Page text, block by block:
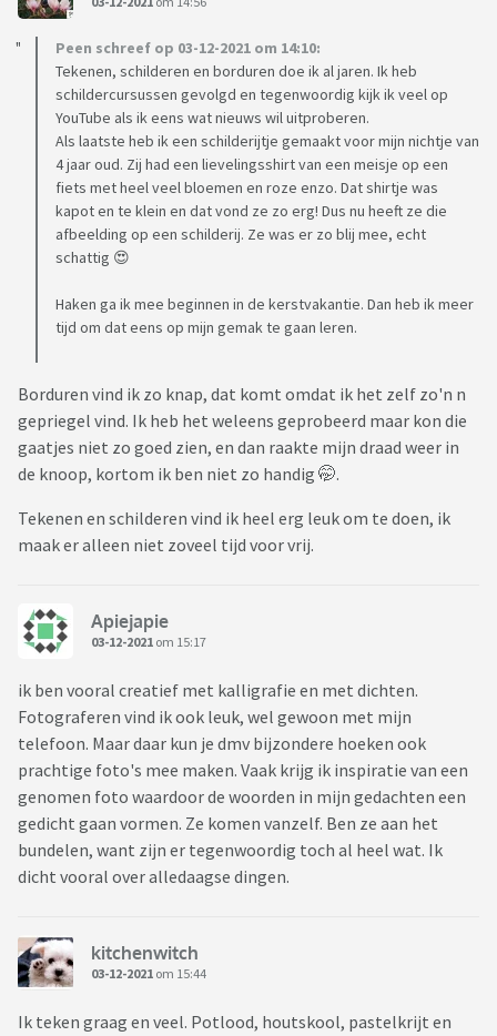
Peen schreef op 03-12-2021 om 14:10:
Tekenen, schilderen en borduren doe ik al jaren. Ik heb
schildercursussen gevolgd en tegenwoordig kijk ik veel op
YouTube als ik eens wat nieuws wil uitproberen.
Als laatste heb ik een schilderijtje gemaakt voor mijn nichtje van
4 jaar oud. Zij had een lievelingsshirt van een meisje op een
fiets met heel veel bloemen en roze enzo. Dat shirtje was
kapot en te klein en dat vond ze zo erg! Dus nu heeft ze die
afbeelding op een schilderij. Ze was er zo blij mee, echt
schattig 😍
Haken ga ik mee beginnen in de kerstvakantie. Dan heb ik meer
tijd om dat eens op mijn gemak te gaan leren.
Borduren vind ik zo knap, dat komt omdat ik het zelf zo'n n
gepriegel vind. Ik heb het weleens geprobeerd maar kon die
gaatjes niet zo goed zien, en dan raakte mijn draad weer in
de knoop, kortom ik ben niet zo handig 🤭.
Tekenen en schilderen vind ik heel erg leuk om te doen, ik
maak er alleen niet zoveel tijd voor vrij.
Apiejapie
03-12-2021 om 15:17
ik ben vooral creatief met kalligrafie en met dichten.
Fotograferen vind ik ook leuk, wel gewoon met mijn
telefoon. Maar daar kun je dmv bijzondere hoeken ook
prachtige foto's mee maken. Vaak krijg ik inspiratie van een
genomen foto waardoor de woorden in mijn gedachten een
gedicht gaan vormen. Ze komen vanzelf. Ben ze aan het
bundelen, want zijn er tegenwoordig toch al heel wat. Ik
dicht vooral over alledaagse dingen.
kitchenwitch
03-12-2021 om 15:44
Ik teken graag en veel. Potlood, houtskool, pastelkrijt en